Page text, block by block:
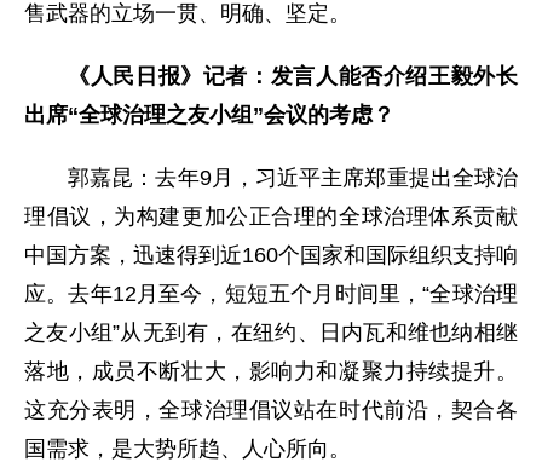
售武器的立场一贯、明确、坚定。
《人民日报》记者：发言人能否介绍王毅外长
出席“全球治理之友小组”会议的考虑？
郭嘉昆：去年9月，习近平主席郑重提出全球治
理倡议，为构建更加公正合理的全球治理体系贡献
中国方案，迅速得到近160个国家和国际组织支持响
应。去年12月至今，短短五个月时间里，“全球治理
之友小组”从无到有，在纽约、日内瓦和维也纳相继
落地，成员不断壮大，影响力和凝聚力持续提升。
这充分表明，全球治理倡议站在时代前沿，契合各
国需求，是大势所趋、人心所向。